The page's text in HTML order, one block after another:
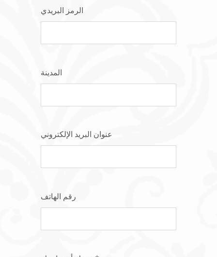
الرمز البريدي
المدينة
عنوان البريد الإلكتروني
رقم الهاتف